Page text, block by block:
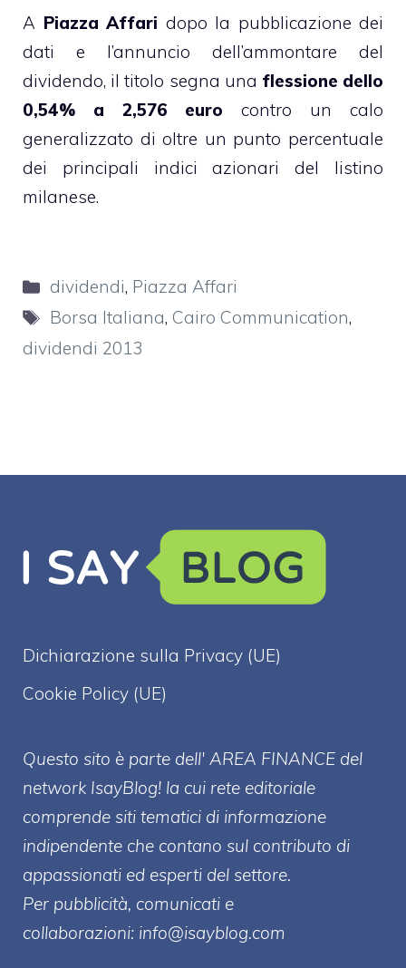
A Piazza Affari dopo la pubblicazione dei
dati e l’annuncio dell’ammontare del
dividendo, il titolo segna una flessione dello
0,54% a 2,576 euro contro un calo
generalizzato di oltre un punto percentuale
dei principali indici azionari del listino
milanese.
Categorie
dividendi, Piazza Affari
Tag
Borsa Italiana, Cairo Communication,
dividendi 2013
Dichiarazione sulla Privacy (UE)
Cookie Policy (UE)
Questo sito è parte dell' AREA FINANCE del
network IsayBlog! la cui rete editoriale
comprende siti tematici di informazione
indipendente che contano sul contributo di
appassionati ed esperti del settore.
Per pubblicità, comunicati e
collaborazioni: info@isayblog.com